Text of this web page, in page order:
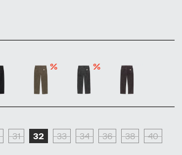
%
%
31 32 33 34 36 38 40